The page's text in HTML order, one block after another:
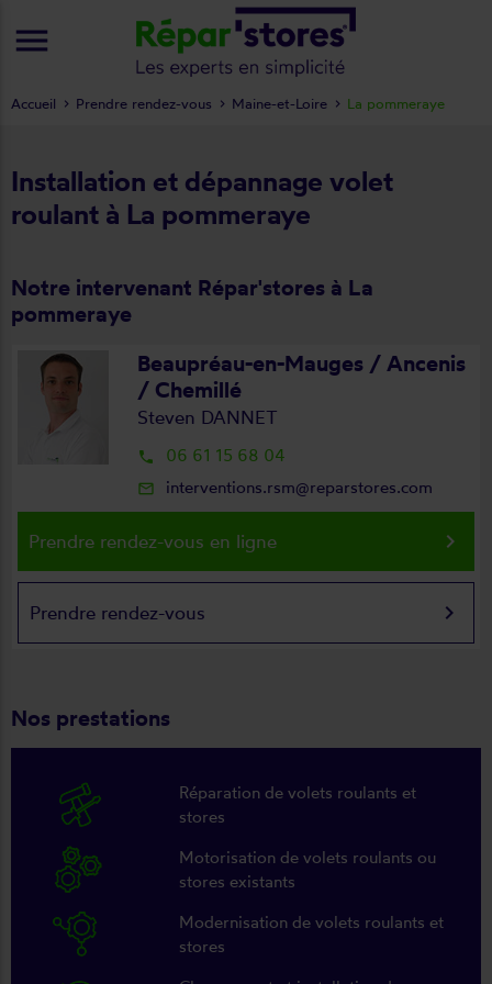
Installation et dépannage volet
roulant à La pommeraye
Notre intervenant Répar'stores à La
pommeraye
Beaupréau-en-Mauges / Ancenis
/ Chemillé
Steven DANNET
local_phone 06 61 15 68 04
mail_outline interventions.rsm@reparstores.com
Prendre rendez-vous en ligne keyboard_arrow_right
Prendre rendez-vous keyboard_arrow_right
Nos prestations
Réparation de volets roulants et
stores
Motorisation de volets roulants ou
stores existants
Modernisation de volets roulants et
stores
Accueil Prendre rendez-vous Maine-et-Loire La pommeraye
menu